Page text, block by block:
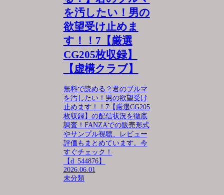
を汚したい！男の
欲望受け止めま
す！！7【厳選
CG205枚収録】
【虚構クラブ】
無料で読める？君のブルマ
を汚したい！男の欲望受け
止めます！！7【厳選CG205
枚収録】の配信状況を徹底
調査！FANZAでの販売形式
やサンプル視聴、レビュー
評価もまとめています。今
すぐチェック！
【d_544876】
2026.06.01
未分類